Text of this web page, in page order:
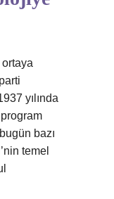
ortaya
yılında
bazı
temel